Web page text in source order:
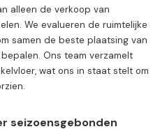
alleen de verkoop van
We evalueren de ruimtelijke
samen de beste plaatsing van
Ons team verzamelt
wat ons in staat stelt om
seizoensgebonden